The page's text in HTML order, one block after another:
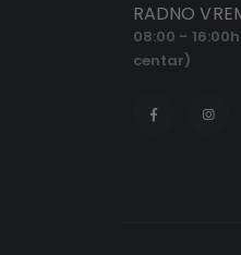
RADNO
08:00 -
centar)